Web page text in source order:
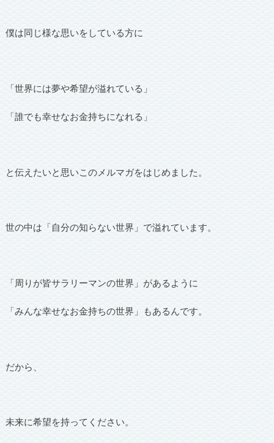
僕は同じ様な思いをしている方に
「世界には夢や希望が溢れている」
「誰でも幸せなお金持ちになれる」
と伝えたいと思いこのメルマガをはじめました。
世の中は「自分の知らない世界」で溢れています。
「周りが皆サラリーマンの世界」があるように
「みんな幸せなお金持ちの世界」もあるんです。
だから、
未来に希望を持ってください。